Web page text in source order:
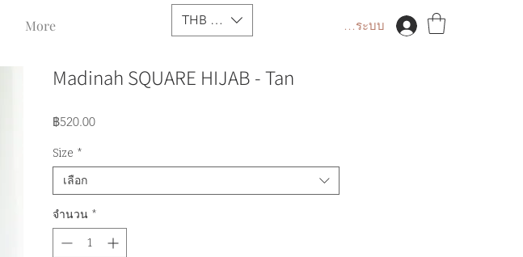
More THB (฿) เข้าสู่ระบบ
Madinah SQUARE HIJAB - Tan
฿520.00ราคา
Size *
เลือก
จำนวน *